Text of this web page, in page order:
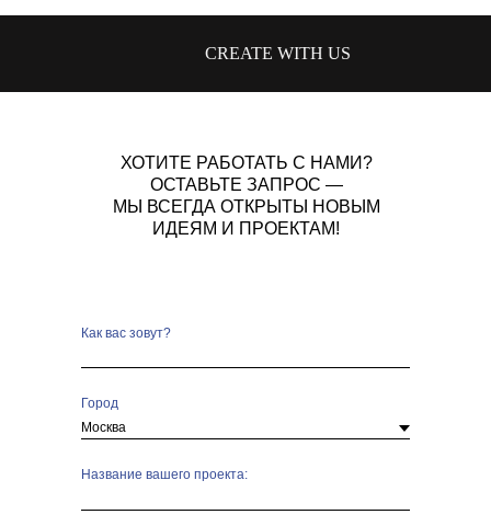
CREATE WITH US
ХОТИТЕ РАБОТАТЬ С НАМИ?
ОСТАВЬТЕ ЗАПРОС —
МЫ ВСЕГДА ОТКРЫТЫ НОВЫМ
ИДЕЯМ И ПРОЕКТАМ!
Как вас зовут?
Город
Название вашего проекта: